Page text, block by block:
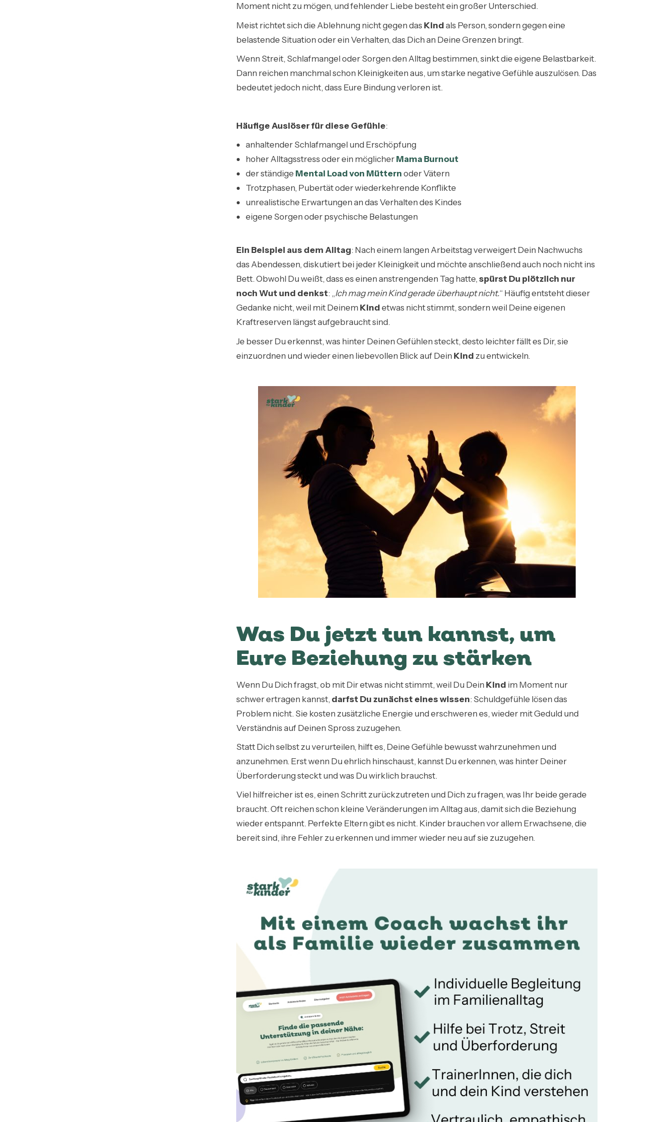
Moment nicht zu mögen, und fehlender Liebe besteht ein großer Unterschied.
Meist richtet sich die Ablehnung nicht gegen das Kindals Person, sondern gegen eine
belastende Situation oder ein Verhalten, das Dich an Deine Grenzen bringt.
Wenn Streit, Schlafmangel oder Sorgen den Alltag bestimmen, sinkt die eigene Belastbarkeit.
Dann reichen manchmal schon Kleinigkeiten aus, um starke negative Gefühle auszulösen. Das
bedeutet jedoch nicht, dass Eure Bindung verloren ist.
Häufige Auslöser für diese Gefühle:
anhaltender Schlafmangel und Erschöpfung
hoher Alltagsstress oder ein möglicherMama Burnout
der ständige Mental Load von Mütternoder Vätern
Trotzphasen, Pubertät oder wiederkehrende Konflikte
unrealistische Erwartungen an das Verhalten des Kindes
eigene Sorgen oder psychische Belastungen
Ein Beispiel aus dem Alltag: Nach einem langen Arbeitstag verweigert Dein Nachwuchs
das Abendessen, diskutiert bei jeder Kleinigkeit und möchte anschließend auch noch nicht ins
Bett. Obwohl Du weißt, dass es einen anstrengenden Tag hatte,spürst Du plötzlich nur
noch Wut und denkst: „Ich mag mein Kind gerade überhaupt nicht.“ Häufig entsteht dieser
Gedanke nicht, weil mit Deinem Kindetwas nicht stimmt, sondern weil Deine eigenen
Kraftreserven längst aufgebraucht sind.
Je besser Du erkennst, was hinter Deinen Gefühlen steckt, desto leichter fällt es Dir, sie
einzuordnen und wieder einen liebevollen Blick auf Dein Kind zu entwickeln.
Was Du jetzt tun kannst, um
Eure Beziehung zu stärken
Wenn Du Dich fragst, ob mit Dir etwas nicht stimmt, weil Du Dein Kind im Moment nur
schwer ertragen kannst, darfst Du zunächst eines wissen: Schuldgefühle lösen das
Problem nicht. Sie kosten zusätzliche Energie und erschweren es, wieder mit Geduld und
Verständnis auf Deinen Spross zuzugehen.
Statt Dich selbst zu verurteilen, hilft es, Deine Gefühle bewusst wahrzunehmen und
anzunehmen. Erst wenn Du ehrlich hinschaust, kannst Du erkennen, was hinter Deiner
Überforderung steckt und was Du wirklich brauchst.
Viel hilfreicher ist es, einen Schritt zurückzutreten und Dich zu fragen, was Ihr beide gerade
braucht. Oft reichen schon kleine Veränderungen im Alltag aus, damit sich die Beziehung
wieder entspannt. Perfekte Eltern gibt es nicht. Kinder brauchen vor allem Erwachsene, die
bereit sind, ihre Fehler zu erkennen und immer wieder neu auf sie zuzugehen.